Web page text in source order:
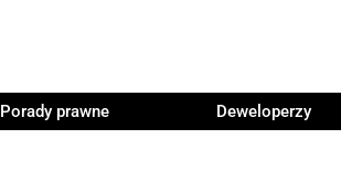
Porady prawne Deweloperzy